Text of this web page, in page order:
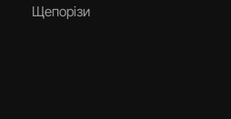
Щепорізи